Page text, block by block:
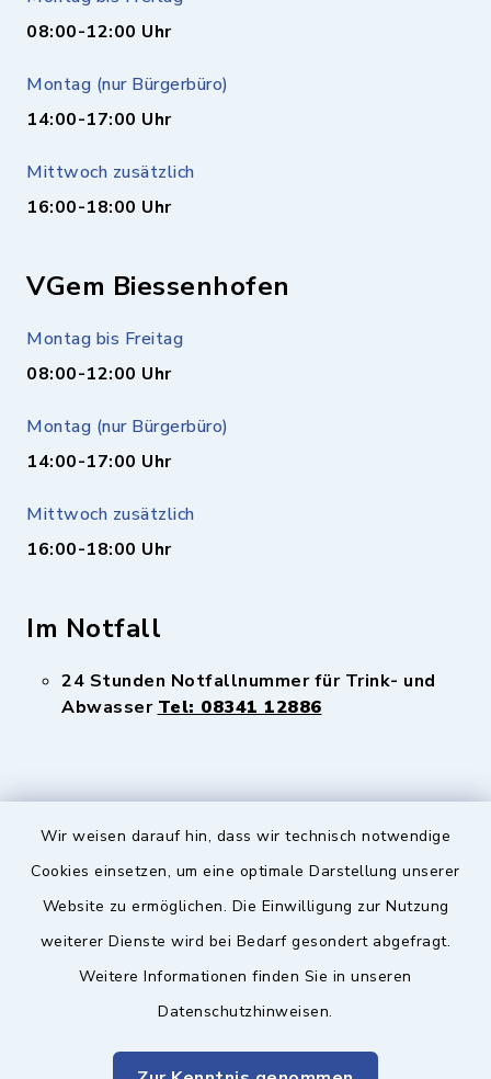
Wir weisen darauf hin, dass wir technisch notwendige
Cookies einsetzen, um eine optimale Darstellung unserer
Website zu ermöglichen. Die Einwilligung zur Nutzung
weiterer Dienste wird bei Bedarf gesondert abgefragt.
Weitere Informationen finden Sie in unseren
Datenschutzhinweisen.
08:00-12:00 Uhr
Montag (nur Bürgerbüro)
14:00-17:00 Uhr
Mittwoch zusätzlich
16:00-18:00 Uhr
VGem Biessenhofen
Montag bis Freitag
08:00-12:00 Uhr
Montag (nur Bürgerbüro)
14:00-17:00 Uhr
Mittwoch zusätzlich
16:00-18:00 Uhr
Im Notfall
24 Stunden Notfallnummer für Trink- und
Abwasser Tel: 08341 12886
Sicherer Kontakt
Datenschutz